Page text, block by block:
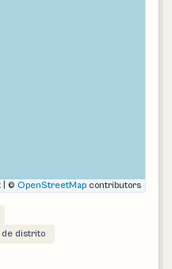
© OpenStreetMap contributors
de distrito